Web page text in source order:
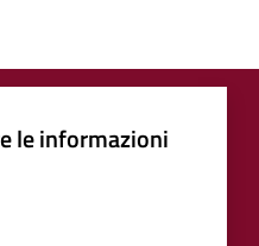
le informazioni